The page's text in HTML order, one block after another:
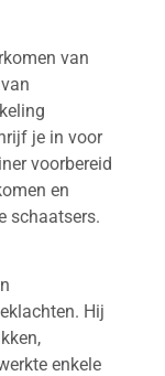
van
je in voor
voorbereid
en
schaatsers.
Hij
enkele